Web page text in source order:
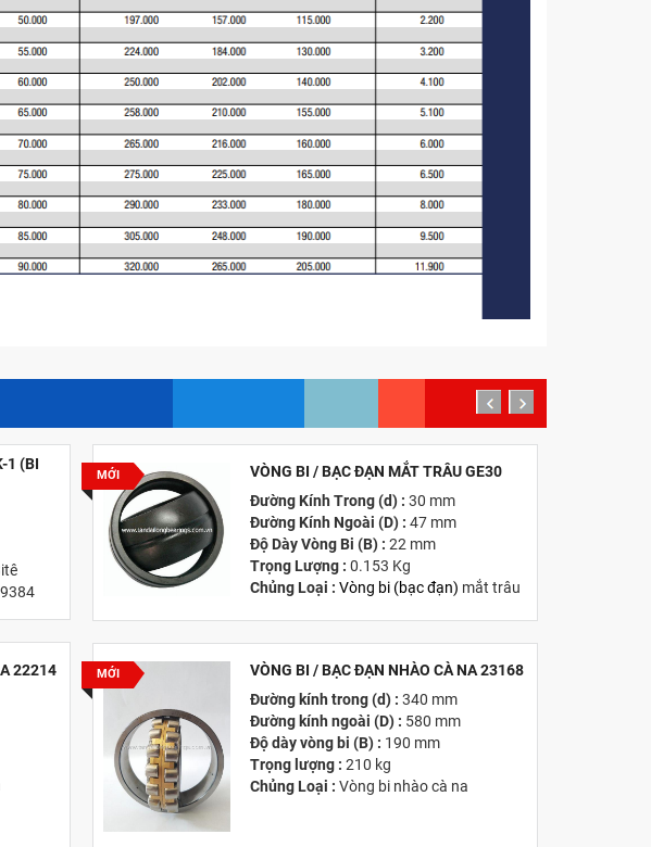
1 (BI
22214
MỚI
VÒNG BI / BẠC ĐẠN MẮT TRÂU GE30
Đường Kính Trong (d) : 30 mm
Đường Kính Ngoài (D) : 47 mm
Độ Dày Vòng Bi (B) : 22 mm
Trọng Lượng :0.153 Kg
Chủng Loại :Vòng bi (bạc đạn) mắt trâu
MỚI
VÒNG BI / BẠC ĐẠN NHÀO CÀ NA 23168
Đường kính trong (d) : 340 mm
Đường kính ngoài (D) : 580 mm
Độ dày vòng bi (B) : 190 mm
Trọng lượng : 210 kg
Chủng Loại :Vòng bi nhào cà na
prev next